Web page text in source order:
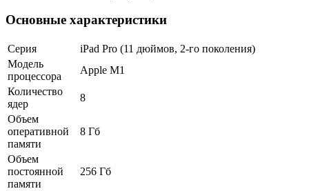
Основные характеристики
Серия
iPad Pro (11 дюймов, 2-го поколения)
Модель
процессора
Apple M1
Количество
ядер
8
Объем
оперативной
памяти
8 Гб
Объем
постоянной
памяти
256 Гб